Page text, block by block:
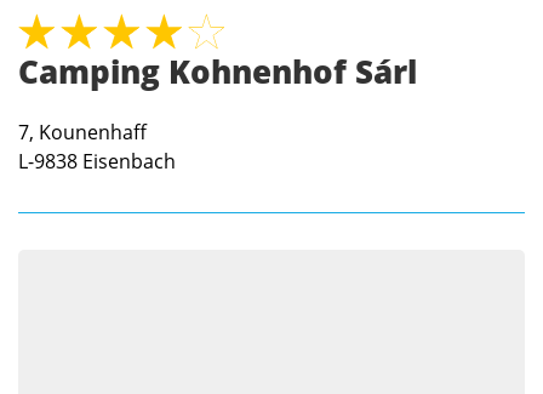
Camping Kohnenhof Sárl
7, Kounenhaff
L-9838 Eisenbach